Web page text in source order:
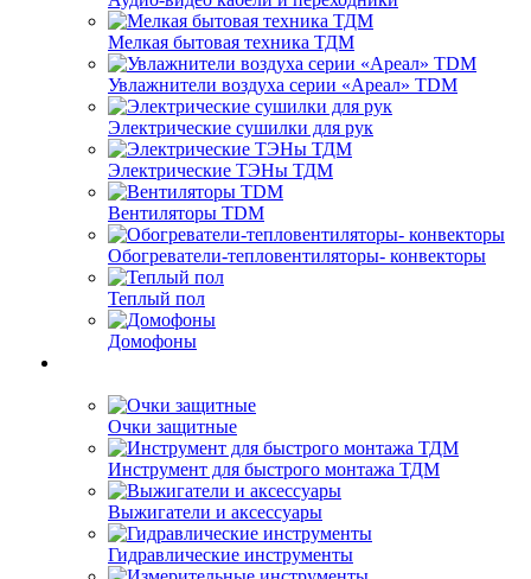
Мелкая бытовая техника ТДМ
Увлажнители воздуха серии «Ареал» TDM
Электрические сушилки для рук
Электрические ТЭНы ТДМ
Вентиляторы TDM
Обогреватели-тепловентиляторы- конвекторы
Теплый пол
Домофоны
Очки защитные
Инструмент для быстрого монтажа ТДМ
Выжигатели и аксессуары
Гидравлические инструменты